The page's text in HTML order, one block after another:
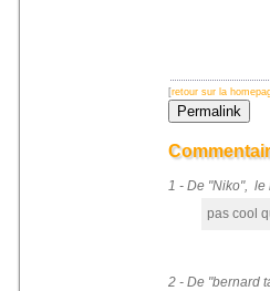
[retour sur la
1 - De "Niko", le
pas cool
2 - De "bernard